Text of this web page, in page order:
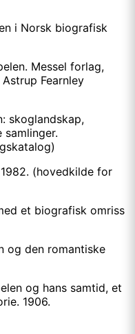
i Norsk biografisk
Messel forlag,
Fearnley
skoglandskap,
(hovedkilde for
et biografisk omriss
og den romantiske
og hans samtid, et
1906.